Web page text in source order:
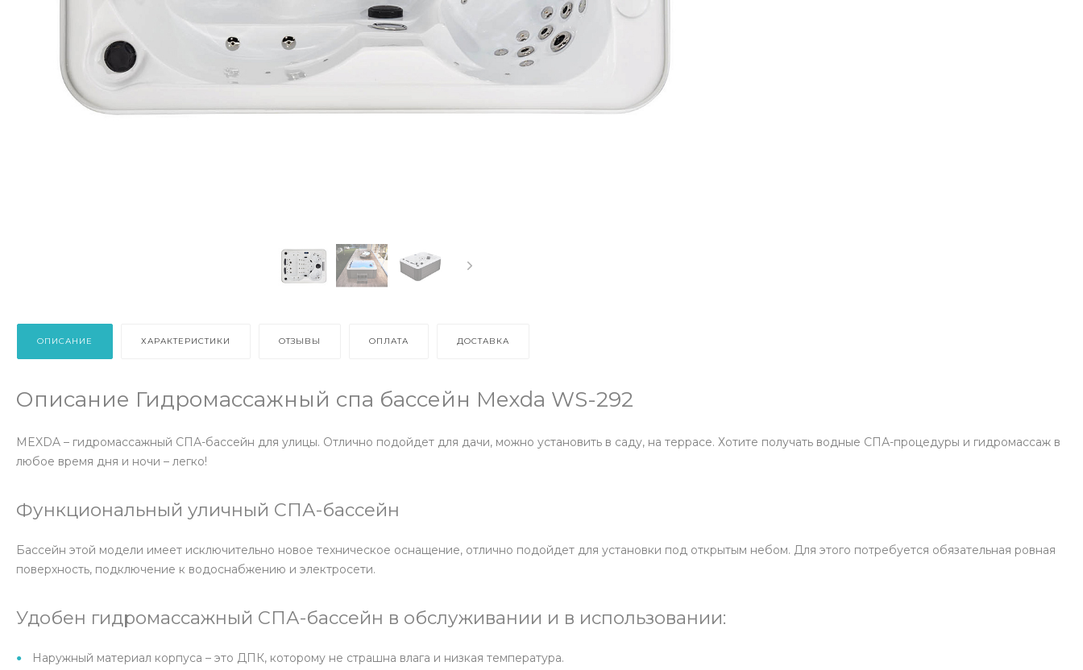
ОПИСАНИЕ ХАРАКТЕРИСТИКИ ОТЗЫВЫ ОПЛАТА ДОСТАВКА
Описание Гидромассажный спа бассейн Mexda WS-292
MEXDA – гидромассажный СПА-бассейн для улицы. Отлично подойдет для дачи, можно установить в саду, на террасе. Хотите получать водные СПА-процедуры и гидромассаж в
любое время дня и ночи – легко!
Функциональный уличный СПА-бассейн
Бассейн этой модели имеет исключительно новое техническое оснащение, отлично подойдет для установки под открытым небом. Для этого потребуется обязательная ровная
поверхность, подключение к водоснабжению и электросети.
Удобен гидромассажный СПА-бассейн в обслуживании и в использовании:
Наружный материал корпуса – это ДПК, которому не страшна влага и низкая температура.